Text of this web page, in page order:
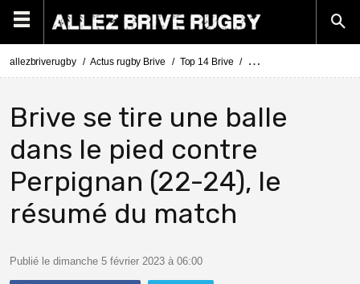
allezbriverugby Actus rugby Brive Top 14 Brive Top 14 Brive - Perpignan
Brive se tire une balle
dans le pied contre
Perpignan (22-24), le
résumé du match
Publié le dimanche 5 février 2023 à 06:00